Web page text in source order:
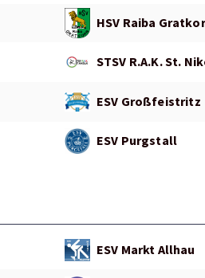
HSV Raiba
STSV R.A.K. St.
ESV Großfeistritz
ESV Purgstall
ESV Markt Allhau